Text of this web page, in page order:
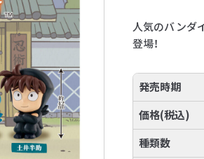
人気のバンダ
登場！
発売時期
価格(税込)
種類数